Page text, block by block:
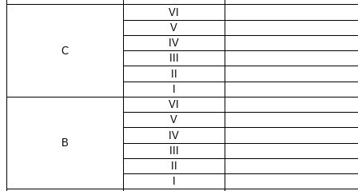
C
VI
V
IV
B
VI
V
IV